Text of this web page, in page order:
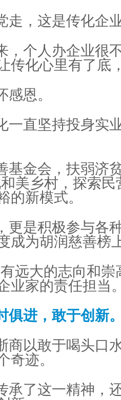
走，这是传化企
，个人办企业很
传化心里有了底
感恩。
一直坚持投身实
基金会，扶弱济
美乡村，探索
的新模式。
更是积极参与各
成为胡润慈善榜
远大的志向和
业家的责任担当
俱进，敢于创新
商以敢于喝头口
奇迹。
承了这一精神，